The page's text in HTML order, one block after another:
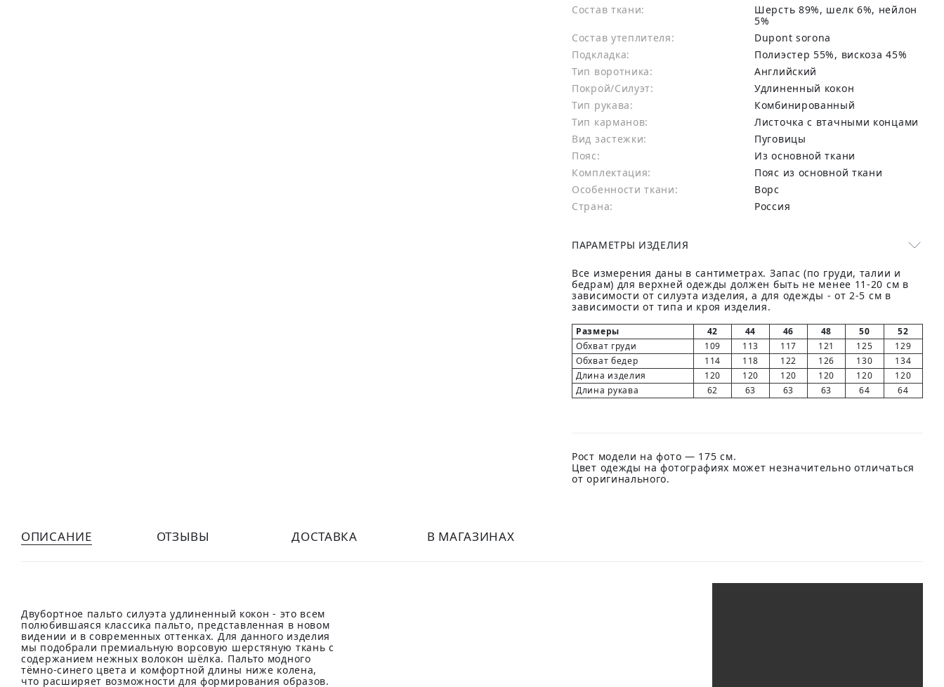
Состав ткани:
шерсть 89%, шелк 6%, нейлон
5%
Состав утеплителя:
Dupont sorona
Подкладка:
Полиэстер 55%, вискоза 45%
Тип воротника:
Английский
Покрой/Силуэт:
Удлиненный кокон
Тип рукава:
Комбинированный
Тип карманов:
Листочка с втачными концами
Вид застежки:
Пуговицы
Пояс:
Из основной ткани
Комплектация:
Пояс из основной ткани
Особенности ткани:
Ворс
Страна:
Россия
ПАРАМЕТРЫ ИЗДЕЛИЯ
Все измерения даны в сантиметрах. Запас (по груди, талии и
бедрам) для верхней одежды должен быть не менее 11-20 см в
зависимости от силуэта изделия, а для одежды - от 2-5 см в
зависимости от типа и кроя изделия.
Размеры 42 44 46 48 50
52
Обхват груди
109 113 117 121 125
129
Обхват бедер
114 118 122 126 130
134
Длина изделия
120 120 120 120 120
120
Длина рукава
62 63 63 63 64 64
Рост модели на фото — 175 см.
Цвет одежды на фотографиях может незначительно отличаться
от оригинального.
ОПИСАНИЕ ОТЗЫВЫ ДОСТАВКА В МАГАЗИНАХ
Двубортное пальто силуэта удлиненный кокон - это всем
полюбившаяся классика пальто, представленная в новом
видении и в современных оттенках. Для данного изделия
мы подобрали премиальную ворсовую шерстяную ткань с
содержанием нежных волокон шёлка. Пальто модного
тёмно-синего цвета и комфортной длины ниже колена,
что расширяет возможности для формирования образов.